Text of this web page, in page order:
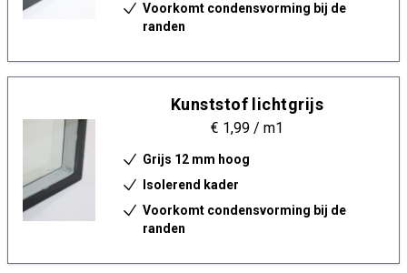
Voorkomt condensvorming bij de
randen
Kunststof lichtgrijs
€ 1,99 / m1
Grijs 12 mm hoog
Isolerend kader
Voorkomt condensvorming bij de
randen